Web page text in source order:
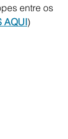
entre os
AQUI)